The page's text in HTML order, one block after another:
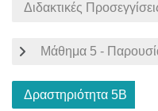
Διδακτικές
Μάθημα 5 -
Δραστηριότητα 5Β